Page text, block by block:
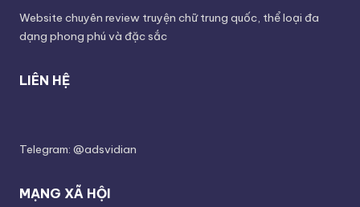
Website chuyên review truyện chữ trung quốc, thể loại đa
dạng phong phú và đặc sắc
LIÊN HỆ
Telegram: @adsvidian
MẠNG XÃ HỘI